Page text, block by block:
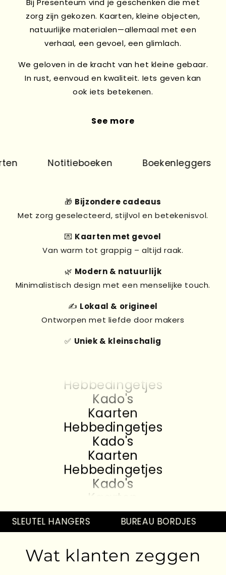
Bij Presenteum vind je geschenken die met
zorg zijn gekozen. Kaarten, kleine objecten,
natuurlijke materialen—allemaal met een
verhaal, een gevoel, een glimlach.
We geloven in de kracht van het kleine gebaar.
In rust, eenvoud en kwaliteit. Iets geven kan
ook iets betekenen.
See more
Notitieboeken Boekenleggers
🎁 Bijzondere cadeaus
Met zorg geselecteerd, stijlvol en betekenisvol.
💌 Kaarten met gevoel
Van warm tot grappig – altijd raak.
🌿 Modern & natuurlijk
Minimalistisch design met een menselijke touch.
✍️ Lokaal & origineel
Ontworpen met liefde door makers
✅ Uniek & kleinschalig
Hebbedingetjes
Kado's
Kaarten
Hebbedingetjes
Kado's
Kaarten
Hebbedingetjes
Kado's
Kaarten
Hebbedingetjes
Kado's
Kaarten
Hebbedingetjes
Kado's
SLEUTEL HANGERS BUREAU BORDJES
Wat klanten zeggen